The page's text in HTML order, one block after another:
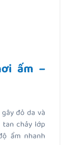
ấm –
đỏ da và
tan chảy lớp
ẩm nhanh